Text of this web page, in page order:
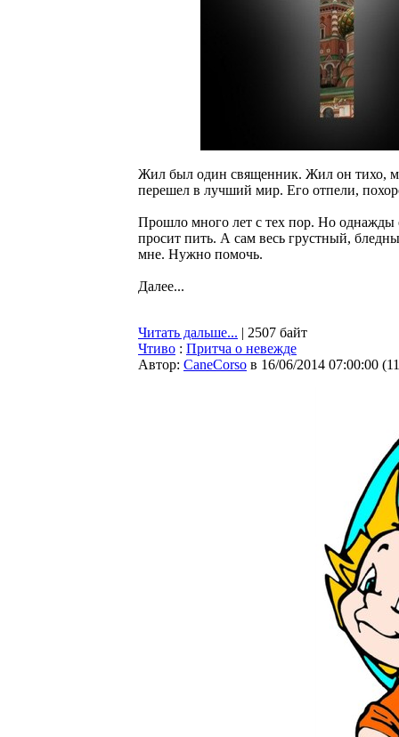
Жил был один священник. Жил он тихо,
перешел в лучший мир. Его отпели,
Прошло много лет с тех пор. Но однажды
просит пить. А сам весь грустный,
мне. Нужно помочь.
Далее...
Читать дальше... | 2507 байт
Чтиво : Притча о невежде
Автор: CaneCorso в 16/06/2014 07:00:00 (